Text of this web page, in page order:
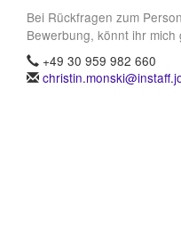
Bei Rückfragen zum
Bewerbung, könnt ihr
+49 30 959 982 660